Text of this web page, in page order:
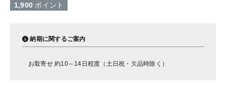
1,900 ポイント
納期に関するご案内
お取寄せ 約10～14日程度（土日祝・欠品時除く）